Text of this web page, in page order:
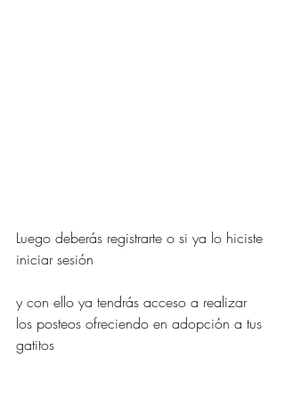
Luego deberás registrarte o si ya lo hiciste
iniciar sesión
y con ello ya tendrás acceso a realizar
los posteos ofreciendo en adopción a tus
gatitos